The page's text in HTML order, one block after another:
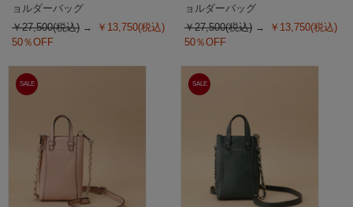
ョルダーバッグ
￥27,500(税込)
￥13,750(税込)
50％OFF
ョルダーバッグ
￥27,500(税込)
￥13,750(税込)
50％OFF
SALE SALE